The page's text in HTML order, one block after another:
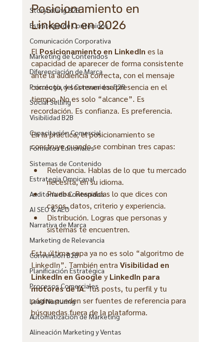
Storytelling B2B
Estrategia de Contenidos
Comunicación Corporativa
Marketing de Contenidos
Diferenciación de Marca
Psicología del Consumidor B2B
Social Selling
Visibilidad B2B
Capacitación Comercial
Formatos Editoriales
Sistemas de Contenido
Estrategia Omnicanal
Auditoría de Contenidos
AI SEO & AEO
Narrativa de Marca
Marketing de Relevancia
Conversión B2B
Planificación Estratégica
Procesos Comerciales
Lead Nurturing
Automatización de Marketing
Alineación Marketing y Ventas
Posicionamiento en
LinkedIn en 2026
El Posicionamiento en LinkedIn es la
capacidad de aparecer de forma consistente
ante la audiencia correcta, con el mensaje
correcto, y sostener esa presencia en el
tiempo. No es solo “alcance”. Es
recordación. Es confianza. Es preferencia.
En la práctica, el posicionamiento se
construye cuando se combinan tres capas:
Relevancia. Hablas de lo que tu mercado
necesita, en su idioma.
Prueba. Respaldas lo que dices con
casos, datos, criterio y experiencia.
Distribución. Logras que personas y
sistemas te encuentren.
Esta última capa ya no es solo “algoritmo de
LinkedIn”. También entra Visibilidad en
LinkedIn en Google y LinkedIn para
motores de IA. Tus posts, tu perfil y tu
página pueden ser fuentes de referencia para
búsquedas fuera de la plataforma.